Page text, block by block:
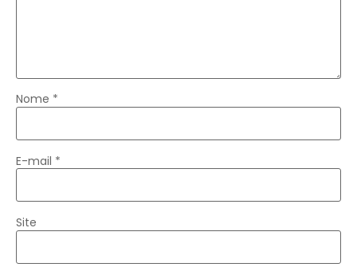
Nome *
E-mail *
Site